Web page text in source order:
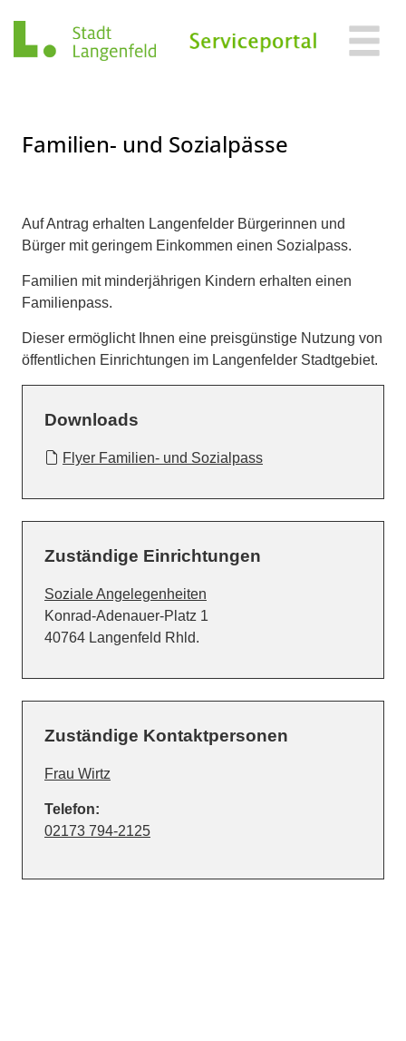
Familien- und Sozialpässe
Beschreibung
Auf Antrag erhalten Langenfelder Bürgerinnen und
Bürger mit geringem Einkommen einen Sozialpass.
Familien mit minderjährigen Kindern erhalten einen
Familienpass.
Dieser ermöglicht Ihnen eine preisgünstige Nutzung von
öffentlichen Einrichtungen im Langenfelder Stadtgebiet.
Downloads
Flyer Familien- und Sozialpass
Zuständige Einrichtungen
Soziale Angelegenheiten
Straße:
Konrad-Adenauer-Platz Hausnummer:
1
PLZ:
40764 Ort:
Langenfeld Rhld.
Zuständige Kontaktpersonen
Frau Wirtz
Telefon:
02173 794-2125